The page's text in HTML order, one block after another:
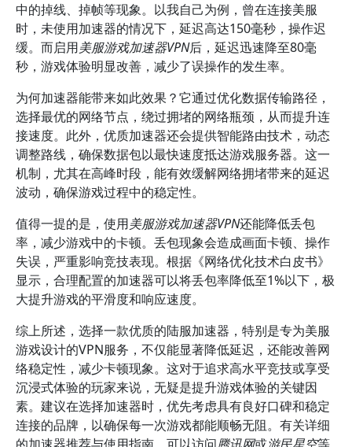
中的掉线、掉帧等现象。以我自己为例，曾在连接美服
时，未使用加速器的情况下，延迟高达150毫秒，操作迟
缓。而启用美服游戏加速器VPN后，延迟迅速降至80毫
秒，游戏体验明显改善，减少了误操作的发生率。
为何加速器能带来如此效果？它通过优化数据传输路径，
选择最优的网络节点，绕过拥堵的网络瓶颈，从而提升连
接速度。此外，优质加速器还会提供智能路由技术，动态
调整路线，确保数据包以最快速度抵达游戏服务器。这一
机制，尤其在高峰时段，能有效缓解网络拥堵带来的延迟
波动，确保游戏过程中的稳定性。
值得一提的是，使用美服游戏加速器VPN还能降低丢包
率，减少游戏中的卡顿。丢包现象会造成画面卡顿、操作
失误，严重影响竞技表现。根据《网络优化技术白皮书》
显示，合理配置的加速器可以将丢包率降低至1%以下，极
大提升游戏的平滑度和响应速度。
综上所述，选择一款优质的陆服加速器，特别是专为美服
游戏设计的VPN服务，不仅能显著降低延迟，还能改善网
络稳定性，减少卡顿现象。这对于追求高水平竞技或享受
沉浸式体验的玩家来说，无疑是提升游戏体验的关键因
素。建议在选择加速器时，优先考虑具有良好口碑和稳定
连接的品牌，以确保每一次游戏都能顺畅无阻。有关详细